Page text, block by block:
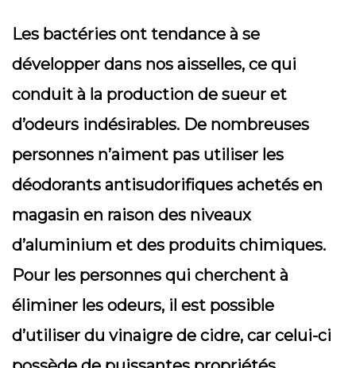
Les bactéries ont tendance à se
développer dans nos aisselles, ce qui
conduit à la production de sueur et
d’odeurs indésirables. De nombreuses
personnes n’aiment pas utiliser les
déodorants antisudorifiques achetés en
magasin en raison des niveaux
d’aluminium et des produits chimiques.
Pour les personnes qui cherchent à
éliminer les odeurs, il est possible
d’utiliser du vinaigre de cidre, car celui-ci